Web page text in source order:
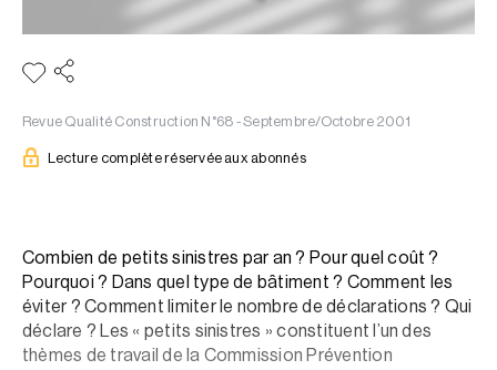
Revue Qualité Construction N°68 - Septembre/Octobre 2001
Lecture complète réservée aux abonnés
Combien de petits sinistres par an ? Pour quel coût ?
Pourquoi ? Dans quel type de bâtiment ? Comment les
éviter ? Comment limiter le nombre de déclarations ? Qui
déclare ? Les « petits sinistres » constituent l’un des
thèmes de travail de la Commission Prévention